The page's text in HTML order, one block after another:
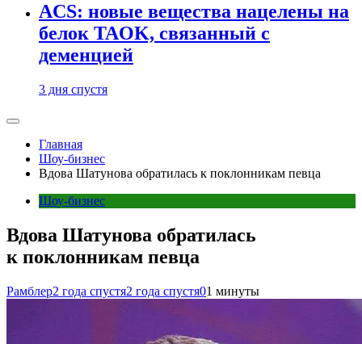
ACS: новые вещества нацелены на
белок TAOK, связанный с
деменцией
3 дня спустя
Главная
Шоу-бизнес
Вдова Шатунова обратилась к поклонникам певца
Шоу-бизнес
Вдова Шатунова обратилась
к поклонникам певца
Рамблер2 года спустя2 года спустя01 минуты